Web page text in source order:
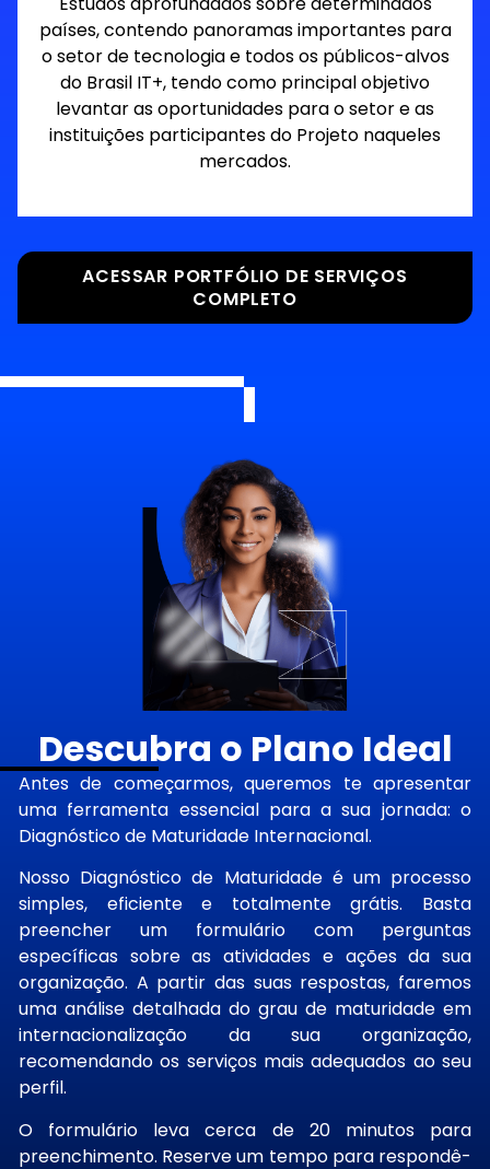
países, contendo panoramas importantes para
o setor de tecnologia e todos os públicos-alvos
do Brasil IT+, tendo como principal objetivo
levantar as oportunidades para o setor e as
instituições participantes do Projeto naqueles
mercados.
ACESSAR PORTFÓLIO DE SERVIÇOS
COMPLETO
Descubra o Plano Ideal
Antes de começarmos, queremos te apresentar
uma ferramenta essencial para a sua jornada: o
Diagnóstico de Maturidade Internacional.
Nosso Diagnóstico de Maturidade é um processo
simples, eficiente e totalmente grátis. Basta
preencher um formulário com perguntas
específicas sobre as atividades e ações da sua
organização. A partir das suas respostas, faremos
uma análise detalhada do grau de maturidade em
internacionalização da sua organização,
recomendando os serviços mais adequados ao seu
perfil.
O formulário leva cerca de 20 minutos para
preenchimento. Reserve um tempo para respondê-